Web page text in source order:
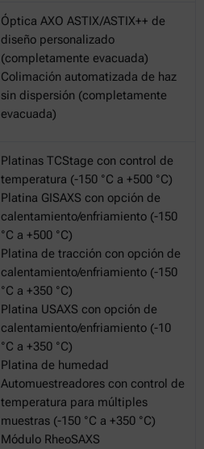
Óptica AXO ASTIX/ASTIX++ de
diseño personalizado
(completamente evacuada)
Colimación automatizada de haz
sin dispersión (completamente
evacuada)
Platinas TCStage con control de
temperatura (-150 °C a +500 °C)
Platina GISAXS con opción de
calentamiento/enfriamiento (-150
°C a +500 °C)
Platina de tracción con opción de
calentamiento/enfriamiento (-150
°C a +350 °C)
Platina USAXS con opción de
calentamiento/enfriamiento (-10
°C a +350 °C)
Platina de humedad
Automuestreadores con control de
temperatura para múltiples
muestras (-150 °C a +350 °C)
Módulo RheoSAXS